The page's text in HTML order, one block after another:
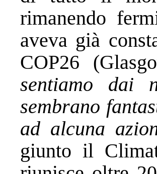
rimanendo
aveva già
COP26
sentiamo dai
sembrano
ad alcuna
giunto il